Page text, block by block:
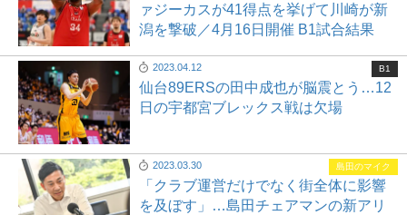
ァジーカスが41得点を挙げて川崎が新
潟を撃破／4月16日開催 B1試合結果
2023.04.12
仙台89ERSの田中成也が脳震とう…12
日の宇都宮ブレックス戦は欠場
B1
2023.03.30
「クラブ運営だけでなく街全体に影響
を及ぼす」…島田チェアマンの新アリ
島田のマイク